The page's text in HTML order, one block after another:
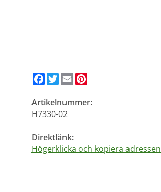
Facebook
Twitter
Email
Artikelnummer:
H7330-02
Direktlänk:
Högerklicka och kopiera adressen